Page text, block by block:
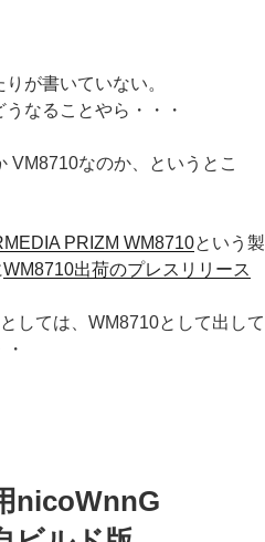
が書いていない。
なることやら・・・
VM8710なのか、というとこ
PRIZM WM8710という製
WM8710出荷のプレスリリース
しては、WM8710として出して
nicoWnnG